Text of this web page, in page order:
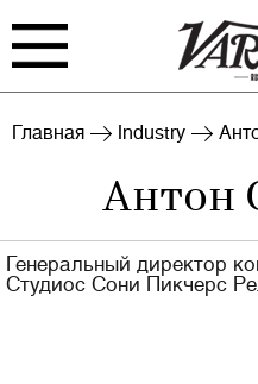
FILM
EVENTS
Главная Industry
Антон
Генеральный директор
Студиос Сони Пикчерс